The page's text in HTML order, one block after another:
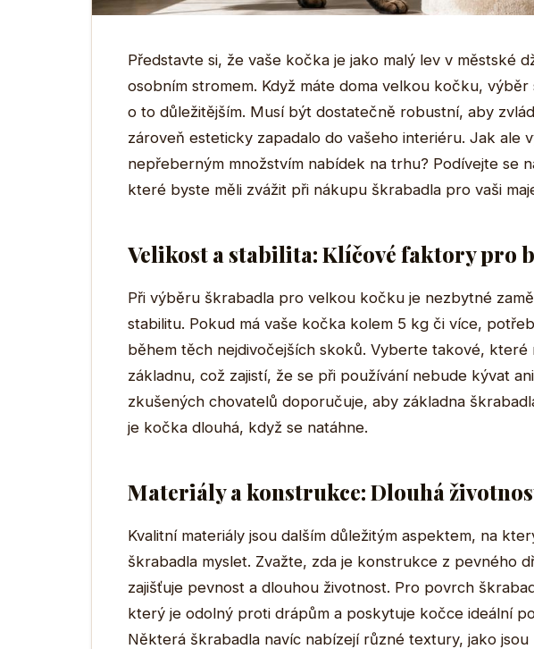
Představte si, že vaše kočka je jako malý lev v městské
osobním stromem. Když máte doma velkou kočku,
o to důležitějším. Musí být dostatečně robustní, aby
zároveň esteticky zapadalo do vašeho interiéru. Jak ale
nepřeberným množstvím nabídek na trhu? Podívejte se
které byste měli zvážit při nákupu škrabadla pro vaši
Velikost a stabilita: Klíčové faktory pro
Při výběru škrabadla pro velkou kočku je nezbytné
stabilitu. Pokud má vaše kočka kolem 5 kg či více,
během těch nejdivočejších skoků. Vyberte takové, které
základnu, což zajistí, že se při používání nebude kývat
zkušených chovatelů doporučuje, aby základna
je kočka dlouhá, když se natáhne.
Materiály a konstrukce: Dlouhá
Kvalitní materiály jsou dalším důležitým aspektem, na
škrabadla myslet. Zvažte, zda je konstrukce z pevného
zajišťuje pevnost a dlouhou životnost. Pro povrch
který je odolný proti drápům a poskytuje kočce ideální
Některá škrabadla navíc nabízejí různé textury, jako